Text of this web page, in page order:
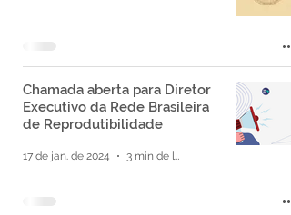
Chamada aberta para Diretor
Executivo da Rede Brasileira
de Reprodutibilidade
17 de jan. de 2024 3 min de leitura